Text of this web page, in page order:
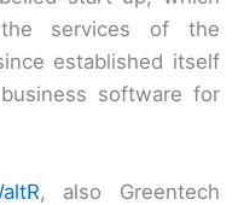
services of the
established itself
software for
, also Greentech